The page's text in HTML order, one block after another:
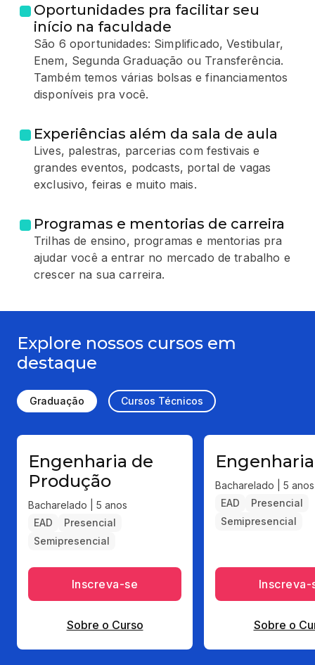
Oportunidades pra facilitar seu
início na faculdade
São 6 oportunidades: Simplificado, Vestibular,
Enem, Segunda Graduação ou Transferência.
Também temos várias bolsas e financiamentos
disponíveis pra você.
Experiências além da sala de aula
Lives, palestras, parcerias com festivais e
grandes eventos, podcasts, portal de vagas
exclusivo, feiras e muito mais.
Programas e mentorias de carreira
Trilhas de ensino, programas e mentorias pra
ajudar você a entrar no mercado de trabalho e
crescer na sua carreira.
Explore nossos cursos em
destaque
Graduação Cursos Técnicos
Engenharia de
Produção
Bacharelado | 5 anos
EAD
Presencial
Semipresencial
Inscreva-se
Sobre o Curso
Bacharelado | 5 anos
EAD
Presencial
Semipresencial
Inscreva-
Sobre o